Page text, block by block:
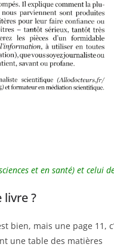
et en santé) et celui
livre ?
bien, mais une page 11,
une table des matières